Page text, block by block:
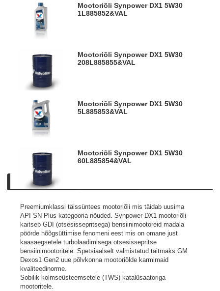
Mootoriõli Synpower DX1 5W30
1L885852&VAL
Mootoriõli Synpower DX1 5W30
208L885855&VAL
Mootoriõli Synpower DX1 5W30
5L885853&VAL
Mootoriõli Synpower DX1 5W30
60L885854&VAL
Kirjeldus Tooteinfo
Preemiumklassi täissüntees mootoriõli mis täidab uusima
API SN Plus kategooria nõuded. Synpower DX1 mootoriõli
kaitseb GDI (otsesissepritsega) bensiinimootoreid madala
pöörde hõõgsüttimise fenomeni eest mis on omane just
kaasaegsetele turbolaadimisega otsesissepritse
bensiinimootoritele. Spetsiaalselt valmistatud täitmaks GM
Dexos1 Gen2 uue põlvkonna mootoriõlde karmimaid
kvaliteedinorme.
Sobilik kolmseüsteemsetele (TWS) katalüsaatoriga
mootoritele.